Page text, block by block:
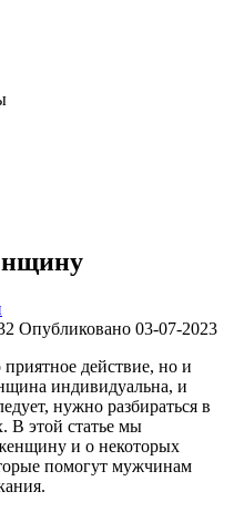
Опубликовано 03-07-2023
действие, но и
индивидуальна, и
нужно разбираться в
В этой статье мы
и о некоторых
помогут мужчинам